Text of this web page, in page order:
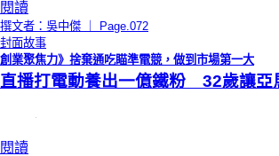
閱讀
撰文者：吳中傑 ｜ Page.072
封面故事
創業聚焦力》捨棄通吃瞄準電競，做到市場第一大
直播打電動養出一億鐵粉 32歲讓亞
閱讀